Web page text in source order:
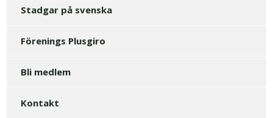
Stadgar på svenska
Förenings Plusgiro
Bli medlem
Kontakt